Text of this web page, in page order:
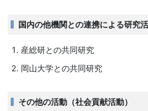
国内の他機関との連携による研究
産総研との共同研究
岡山大学との共同研究
その他の活動（社会貢献活動）